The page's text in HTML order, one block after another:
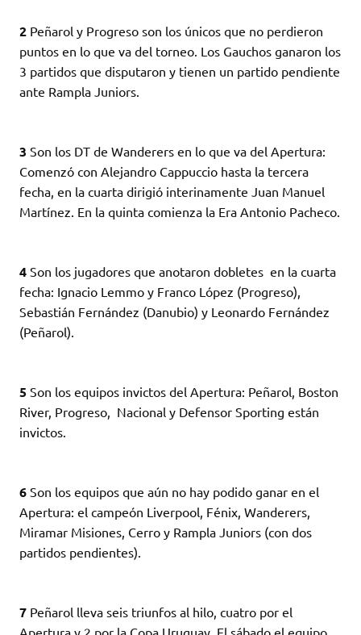
2 Peñarol y Progreso son los únicos que no perdieron
puntos en lo que va del torneo. Los Gauchos ganaron los
3 partidos que disputaron y tienen un partido pendiente
ante Rampla Juniors.
3 Son los DT de Wanderers en lo que va del Apertura:
Comenzó con Alejandro Cappuccio hasta la tercera
fecha, en la cuarta dirigió interinamente Juan Manuel
Martínez. En la quinta comienza la Era Antonio Pacheco.
4 Son los jugadores que anotaron dobletes en la cuarta
fecha: Ignacio Lemmo y Franco López (Progreso),
Sebastián Fernández (Danubio) y Leonardo Fernández
(Peñarol).
5 Son los equipos invictos del Apertura: Peñarol, Boston
River, Progreso, Nacional y Defensor Sporting están
invictos.
6 Son los equipos que aún no hay podido ganar en el
Apertura: el campeón Liverpool, Fénix, Wanderers,
Miramar Misiones, Cerro y Rampla Juniors (con dos
partidos pendientes).
7 Peñarol lleva seis triunfos al hilo, cuatro por el